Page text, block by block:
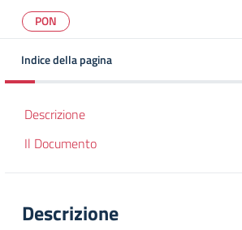
PON
Indice della pagina
Descrizione
Il Documento
Descrizione